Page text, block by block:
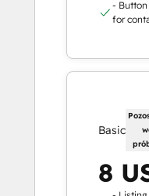
- Button
for
Basic
8